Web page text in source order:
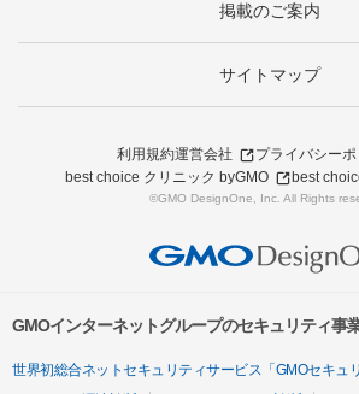
掲載のご案内
サイトマップ
利用規約運営会社
プライバシー
best choice クリニック byGMO
best
©GMO DesignOne, Inc. All Rights
GMOインターネットグループのセキュリティ事
世界初総合ネットセキュリティサービス「GMOセキュ